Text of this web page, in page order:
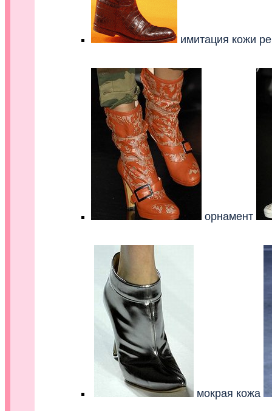
имитация кожи
орнамент
мокрая кожа